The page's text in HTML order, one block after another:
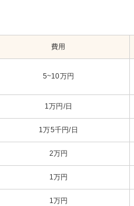
費用
5~10万円
1万円/日
1万5千円/日
2万円
1万円
1万円